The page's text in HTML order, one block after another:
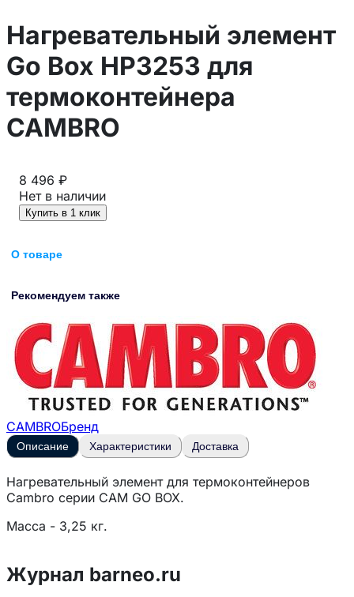
Нагревательный элемент
Go Box HP3253 для
термоконтейнера
CAMBRO
8 496 ₽
Нет в наличии
Купить в 1 клик
О товаре
Рекомендуем также
CAMBROБренд
Описание Характеристики Доставка
Нагревательный элемент для термоконтейнеров
Cambro серии CAM GO BOX.
Масса - 3,25 кг.
Журнал barneo.ru